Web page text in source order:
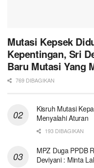
Mutasi Kepsek
Kepentingan, Sri
Baru Mutasi Yang
769 DIBAGIKAN
Kisruh Mutasi
Menyalahi Aturan
193 DIBAGIKAN
MPZ Duga PPDB
Deviyani : Minta